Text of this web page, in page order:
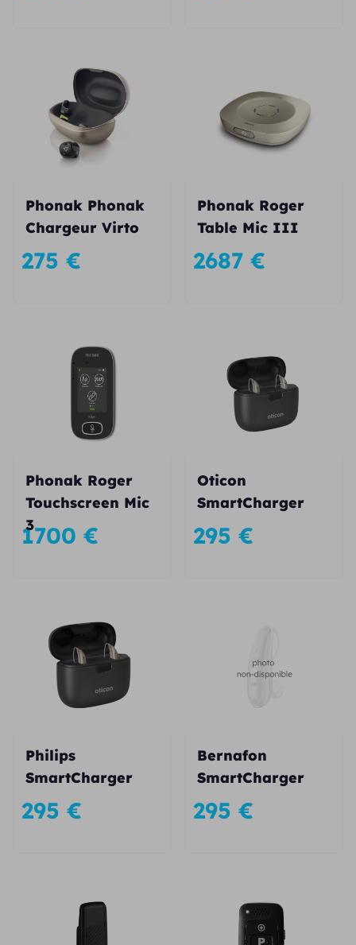
Phonak Phonak
Chargeur Virto
275 €
Phonak Roger
Table Mic III
2687€
Phonak Roger
Touchscreen Mic
3
1700 €
Oticon
SmartCharger
295€
Philips
SmartCharger
295 €
Bernafon
SmartCharger
295€